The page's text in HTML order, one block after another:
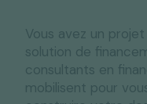
Vous avez un
solution de
consultants en
mobilisent pour